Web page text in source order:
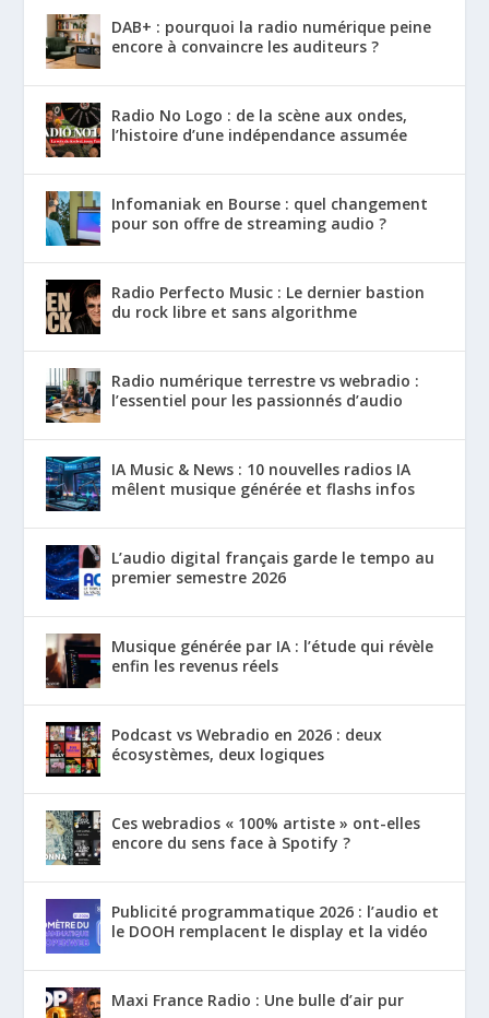
DAB+ : pourquoi la radio numérique peine
encore à convaincre les auditeurs ?
Radio No Logo : de la scène aux ondes,
l’histoire d’une indépendance assumée
Infomaniak en Bourse : quel changement
pour son offre de streaming audio ?
Radio Perfecto Music : Le dernier bastion
du rock libre et sans algorithme
Radio numérique terrestre vs webradio :
l’essentiel pour les passionnés d’audio
IA Music & News : 10 nouvelles radios IA
mêlent musique générée et flashs infos
L’audio digital français garde le tempo au
premier semestre 2026
Musique générée par IA : l’étude qui révèle
enfin les revenus réels
Podcast vs Webradio en 2026 : deux
écosystèmes, deux logiques
Ces webradios « 100% artiste » ont-elles
encore du sens face à Spotify ?
Publicité programmatique 2026 : l’audio et
le DOOH remplacent le display et la vidéo
Maxi France Radio : Une bulle d’air pur